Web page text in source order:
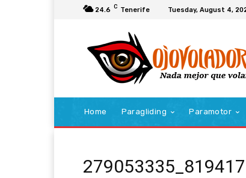
24.6 C Tenerife Tuesday, August 4,
Home Paragliding Paramotor